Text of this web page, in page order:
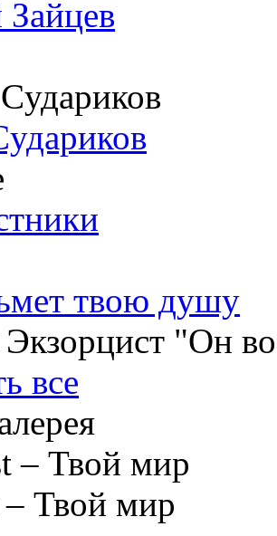
Зайцев
"Он
все
Твой мир